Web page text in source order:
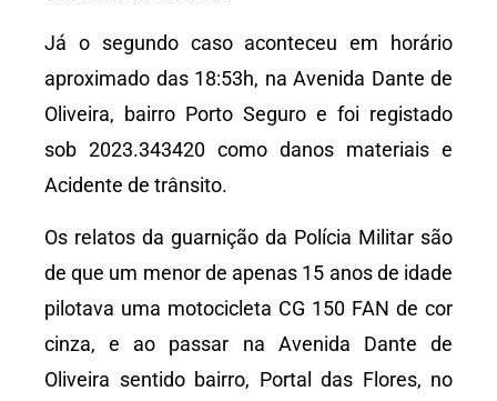
Já o segundo caso aconteceu em horário
aproximado das 18:53h, na Avenida Dante de
Oliveira, bairro Porto Seguro e foi registado
sob 2023.343420 como danos materiais e
Acidente de trânsito.
Os relatos da guarnição da Polícia Militar são
de que um menor de apenas 15 anos de idade
pilotava uma motocicleta CG 150 FAN de cor
cinza, e ao passar na Avenida Dante de
Oliveira sentido bairro, Portal das Flores, no